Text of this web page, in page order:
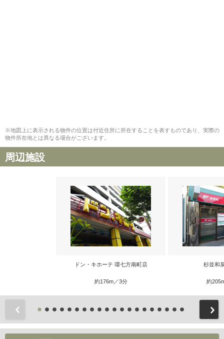
※地図上に表示される物件の位置は付近住所に所在することを表すものであり、実際の
物件所在地とは異なる場合がございます。
周辺施設
ドン・キホーテ 環七方南町店
約176m／3分
杉並和
約